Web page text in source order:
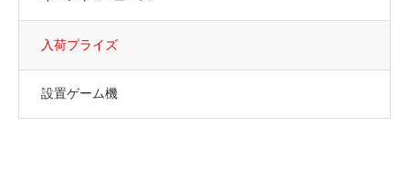
入荷プライズ
設置ゲーム機